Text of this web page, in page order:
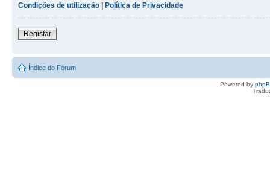
Condições de utilização | Política de Privacidade
Registar
Índice do Fórum
Powered by